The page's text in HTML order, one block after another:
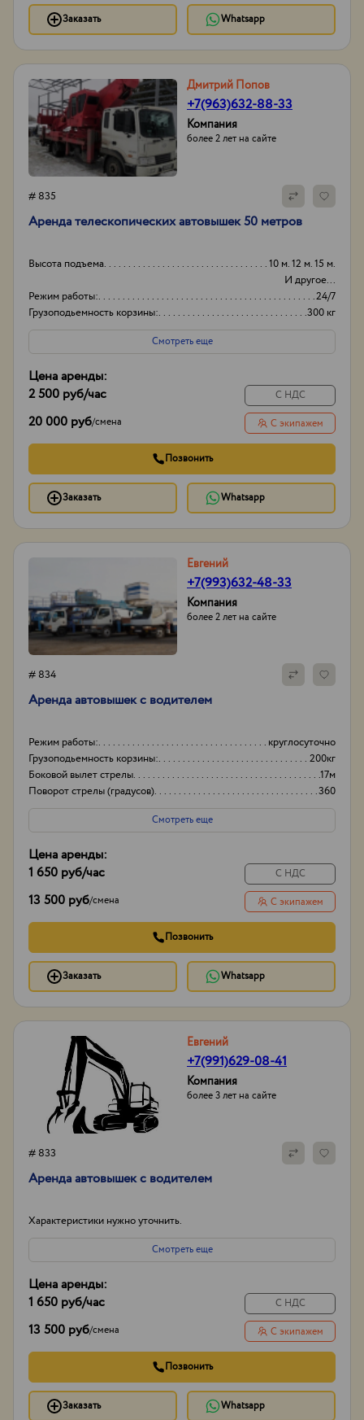
Заказать Whatsapp
Дмитрий Попов
+7(963)632-88-33
Компания
более 2 лет на сайте
# 835
Аренда телескопических автовышек 50 метров
Высота подъема
10 м. 12 м. 15 м.
И другое...
Режим работы:
24/7
Грузоподьемность корзины:
300 кг
Боковой вылет стрелы
20м
Смотреть еще
Цена аренды:
2 500 руб/час
20 000 руб/смена
С НДС
С экипажем
Позвонить
Заказать Whatsapp
Евгений
+7(993)632-48-33
Компания
более 2 лет на сайте
# 834
Аренда автовышек с водителем
Режим работы:
круглосуточно
Грузоподьемность корзины:
200кг
Боковой вылет стрелы
17м
Поворот стрелы (градусов)
360
Смотреть еще
Цена аренды:
1 650 руб/час
13 500 руб/смена
С НДС
С экипажем
Позвонить
Заказать Whatsapp
Евгений
+7(991)629-08-41
Компания
более 3 лет на сайте
# 833
Аренда автовышек с водителем
Характеристики нужно уточнить.
Смотреть еще
Цена аренды:
1 650 руб/час
13 500 руб/смена
С НДС
С экипажем
Позвонить
Заказать Whatsapp